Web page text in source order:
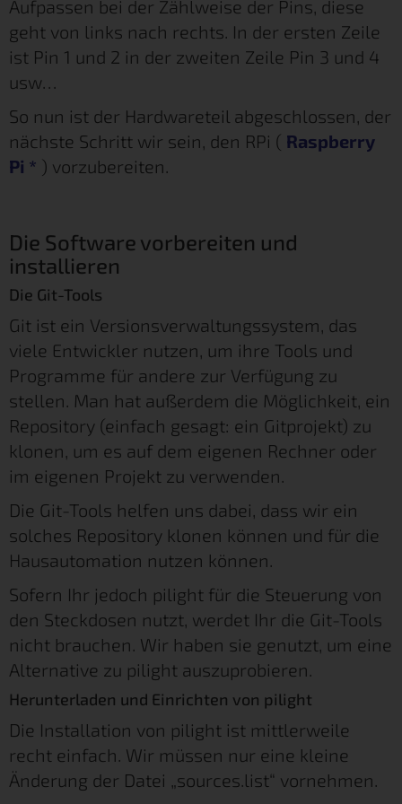
Aufpassen bei der Zählweise der Pins, diese
geht von links nach rechts. In der ersten Zeile
ist Pin 1 und 2 in der zweiten Zeile Pin 3 und 4
usw…
So nun ist der Hardwareteil abgeschlossen, der
nächste Schritt wir sein, den RPi ( Raspberry
Pi * ) vorzubereiten.
Die Software vorbereiten und
installieren
Die Git-Tools
Git ist ein Versionsverwaltungssystem, das
viele Entwickler nutzen, um ihre Tools und
Programme für andere zur Verfügung zu
stellen. Man hat außerdem die Möglichkeit, ein
Repository (einfach gesagt: ein Gitprojekt) zu
klonen, um es auf dem eigenen Rechner oder
im eigenen Projekt zu verwenden.
Die Git-Tools helfen uns dabei, dass wir ein
solches Repository klonen können und für die
Hausautomation nutzen können.
Sofern Ihr jedoch pilight für die Steuerung von
den Steckdosen nutzt, werdet Ihr die Git-Tools
nicht brauchen. Wir haben sie genutzt, um eine
Alternative zu pilight auszuprobieren.
Herunterladen und Einrichten von pilight
Die Installation von pilight ist mittlerweile
recht einfach. Wir müssen nur eine kleine
Änderung der Datei „sources.list“ vornehmen.